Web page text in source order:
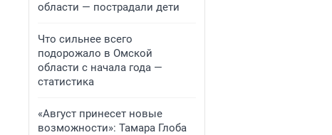
области — пострадали дети
Что сильнее всего
подорожало в Омской
области с начала года —
статистика
«Август принесет новые
возможности»: Тамара Глоба